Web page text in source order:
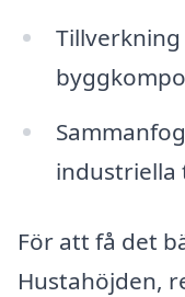
industriella
För att få det
Hustahöjden,